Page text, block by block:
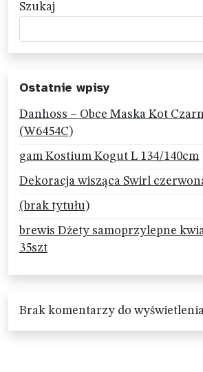
Szukaj
Ostatnie wpisy
Danhoss – Obce Maska Kot
(W6454C)
gam Kostium Kogut L 134/140cm
Dekoracja wisząca Swirl
(brak tytułu)
brewis Dżety samoprzylepne
35szt
Brak komentarzy do